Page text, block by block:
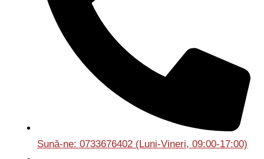
Sună-ne: 0733676402 (Luni-Vineri, 09:00-17:00)